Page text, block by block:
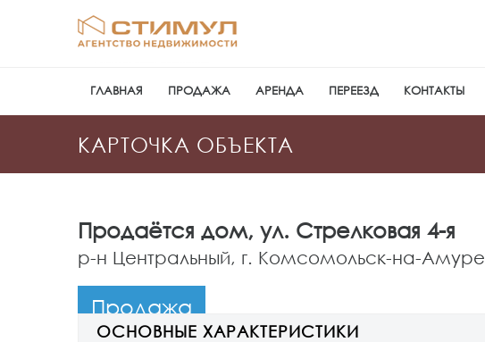
ГЛАВНАЯ ПРОДАЖА АРЕНДА ПЕРЕЕЗД КОНТАКТЫ
КАРТОЧКА ОБЪЕКТА
Продаётся дом, ул. Стрелковая 4-я
р-н Центральный, г. Комсомольск-на-Амуре
Продажа
ОСНОВНЫЕ ХАРАКТЕРИСТИКИ